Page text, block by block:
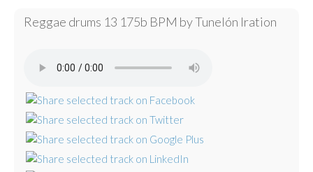
Reggae drums 13 175b BPM by Tunelón Iration